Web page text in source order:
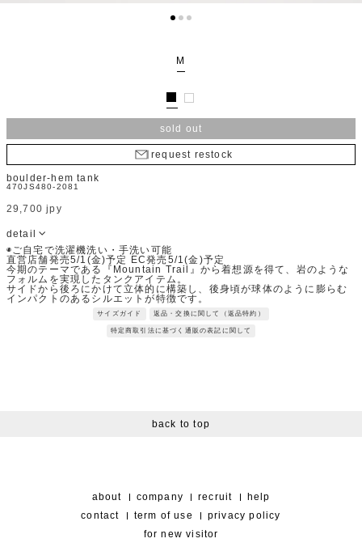
M
sold out
request restock
boulder-hem tank
470JS480-2081
29,700 jpy
detail
◉ご自宅で洗濯機洗い・手洗い可能
直営店舗発売5/1(金)予定 EC発売5/1(金)予定
今期のテーマである『Mountain Trail』から着想源を得て、岩のような
フォルムを実現したタンクアイテム。
サイドから後ろにかけて立体的に構築し、後身頃が球体のように膨らむ
インパクトのあるシルエットが特徴です。
汗をかきやすい身頃や背中部分にはカット素材を使用し、布帛素材と組
み合わせることでカジュアルになりすぎない印象に仕上げています。
構築的なデザインと快適さを両立した、存在感のある１着です。
Fabric：60/2天竺を26Ｇで編立した素材。
サイズガイド 返品・交換に関して（返品特約）
特定商取引法に基づく通販の表記に関して
back to top
about company recruit
help
contact
term of use
privacy policy
for new visitor